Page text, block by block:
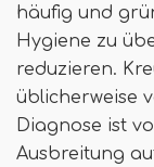
häufig und
Hygiene zu
reduzieren.
üblicherweise
Diagnose ist
Ausbreitung